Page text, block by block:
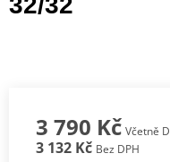
3 790 Kč Včetně
3 132 Kč Bez DPH